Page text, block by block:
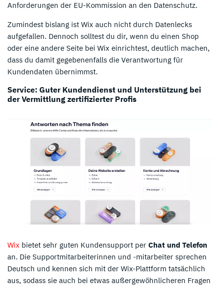
Anforderungen der EU-Kommission an den Datenschutz.
Zumindest bislang ist Wix auch nicht durch Datenlecks
aufgefallen. Dennoch solltest du dir, wenn du einen Shop
oder eine andere Seite bei Wix einrichtest, deutlich machen,
dass du damit gegebenenfalls die Verantwortung für
Kundendaten übernimmst.
Service: Guter Kundendienst und Unterstützung bei
der Vermittlung zertifizierter Profis
Wix bietet sehr guten Kundensupport per Chat und Telefon
an. Die Supportmitarbeiterinnen und -mitarbeiter sprechen
Deutsch und kennen sich mit der Wix-Plattform tatsächlich
aus, sodass sie auch bei etwas außergewöhnlicheren Fragen